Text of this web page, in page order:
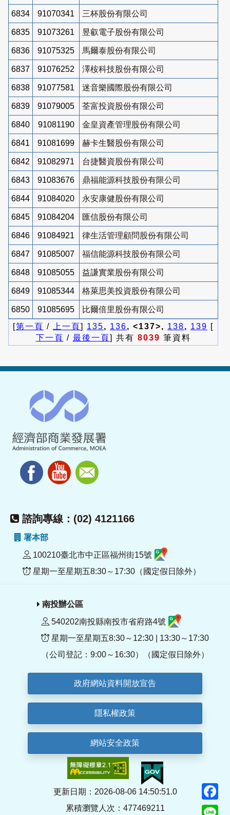
6834 91070341 三杯股份有限公司
6835 91073261 昱叡電子股份有限公司
6836 91075325 馬爾泰股份有限公司
6837 91076252 澤桉科技股份有限公司
6838 91077581 迷音樂國際股份有限公司
6839 91079005 荃富投資股份有限公司
6840 91081190 金皇資產管理股份有限公司
6841 91081699 赫卡生醫股份有限公司
6842 91082971 台捷醫資股份有限公司
6843 91083676 鼎福能源科技股份有限公司
6844 91084020 永安康健股份有限公司
6845 91084204 匯信股份有限公司
6846 91084921 律生活管理顧問股份有限公司
6847 91085007 福信能源科技股份有限公司
6848 91085055 益謙實業股份有限公司
6849 91085344 格萊思美投資股份有限公司
6850 91085695
比爾倍里股份有限公司
[第一頁 / 上一頁] 135, 136, <137>, 138, 139 [
下一頁 / 最後一頁] 共有 8039 筆資料
諮詢專線：(02) 4121166
署本部
100210臺北市中正區福州街15號
星期一至星期五8:30～17:30（國定假日除外）
南投辦公區
540202南投縣南投市省府路4號
星期一至星期五8:30～12:30 | 13:30～17:30
（公司登記：9:00～16:30）（國定假日除外）
政府網站資料開放宣告
隱私權政策
網站安全政策
更新日期：2026-08-06 14:50:51.0
累積瀏覽人次：477469211